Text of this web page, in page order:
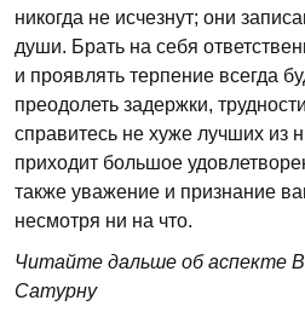
никогда не исчезнут; они
души. Брать на себя
и проявлять терпение всегда
преодолеть задержки,
справитесь не хуже лучших из
приходит большое
также уважение и признание
несмотря ни на что.
Читайте дальше об аспекте
Сатурну